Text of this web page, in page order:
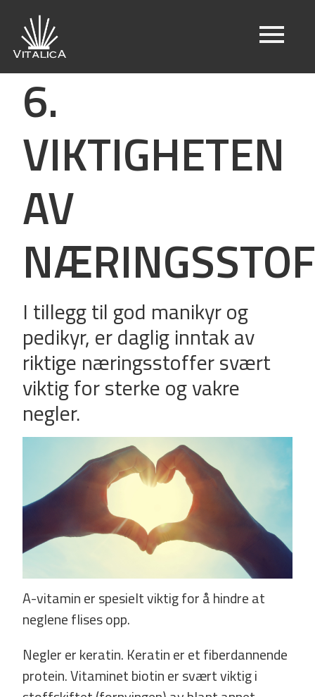
6.
VIKTIGHETEN
AV
I tillegg til god manikyr og
pedikyr, er daglig inntak av
riktige næringsstoffer svært
viktig for sterke og vakre
negler.
A-­vitamin er spesielt viktig for å hindre at
neglene flises opp.
Negler er keratin. Keratin er et fiberdannende
protein. Vitaminet biotin er svært viktig i